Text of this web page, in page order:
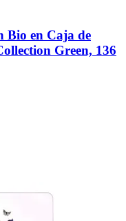
Bio en Caja de
Green, 136